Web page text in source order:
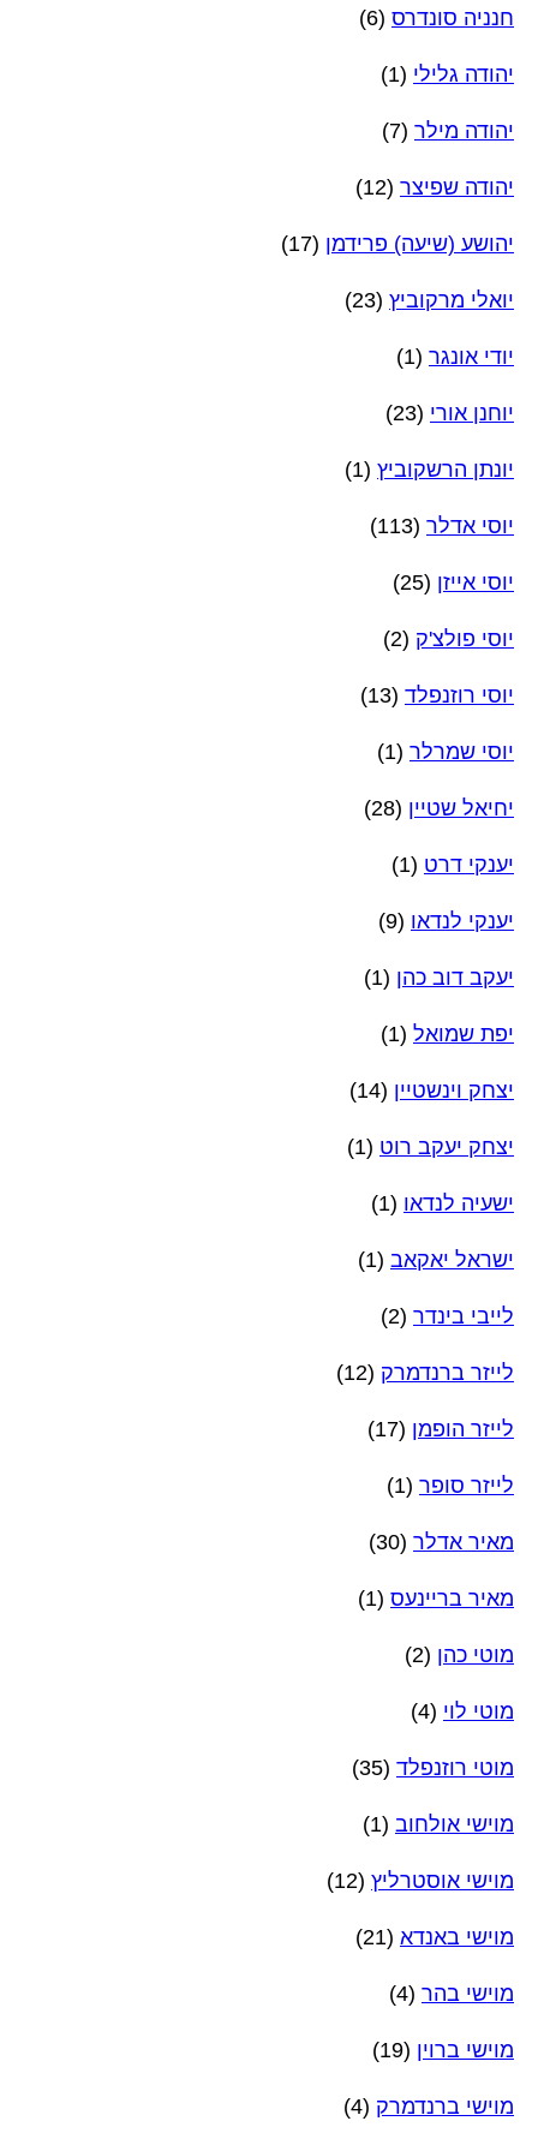
חנניה סונדרס (6)
יהודה גלילי (1)
יהודה מילר (7)
יהודה שפיצר (12)
יהושע (שיעה) פרידמן (17)
יואלי מרקוביץ (23)
יודי אונגר (1)
יוחנן אורי (23)
יונתן הרשקוביץ (1)
יוסי אדלר (113)
יוסי אייזן (25)
יוסי פולצ'ק (2)
יוסי רוזנפלד (13)
יוסי שמרלר (1)
יחיאל שטיין (28)
יענקי דרט (1)
יענקי לנדאו (9)
יעקב דוב כהן (1)
יפת שמואל (1)
יצחק וינשטיין (14)
יצחק יעקב רוט (1)
ישעיה לנדאו (1)
ישראל יאקאב (1)
לייבי בינדר (2)
לייזר ברנדמרק (12)
לייזר הופמן (17)
לייזר סופר (1)
מאיר אדלר (30)
מאיר בריינעס (1)
מוטי כהן (2)
מוטי לוי (4)
מוטי רוזנפלד (35)
מוישי אולחוב (1)
מוישי אוסטרליץ (12)
מוישי באנדא (21)
מוישי בהר (4)
מוישי ברוין (19)
מוישי ברנדמרק (4)